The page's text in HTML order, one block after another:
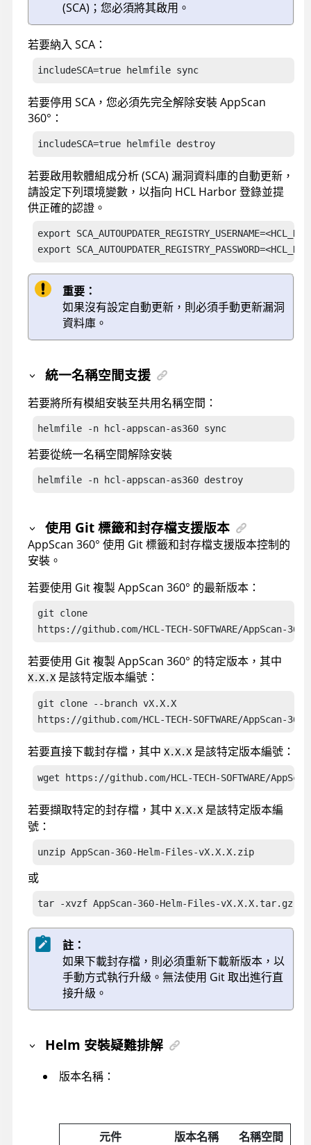
(SCA)；您必須將其啟用。
若要納入 SCA：
includeSCA=true helmfile sync
若要停用 SCA，您必須先完全解除安裝AppScan
360° ：
includeSCA=true helmfile destroy
若要啟用軟體組成分析 (SCA) 漏洞資料庫的自動更新，
請設定下列環境變數，以指向 HCL Harbor 登錄並提
供正確的認證。
export
export
重要：
如果沒有設定自動更新，則必須手動更新漏洞
資料庫。
統一名稱空間支援
若要將所有模組安裝至共用名稱空間：
helmfile -n hcl-appscan-as360 sync
若要從統一名稱空間解除安裝
helmfile -n hcl-appscan-as360 destroy
使用 Git 標籤和封存檔支援版本
AppScan 360° 使用 Git 標籤和封存檔支援版本控制的
安裝。
若要使用 Git 複製AppScan 360° 的最新版本：
git clone
https://github.com/HCL-TECH-SOFTWARE/AppScan-
若要使用 Git 複製AppScan 360° 的特定版本，其中
X.X.X 是該特定版本編號：
git clone --branch vX.X.X
https://github.com/HCL-TECH-SOFTWARE/AppScan-
若要直接下載封存檔，其中 X.X.X 是該特定版本編號：
wget https://github.com/HCL-TECH-SOFTWARE/
若要擷取特定的封存檔，其中 X.X.X 是該特定版本編
號：
unzip AppScan-360-Helm-Files-vX.X.X.zip
或
tar -xvzf AppScan-360-Helm-Files-vX.X.X.tar.gz
註：
如果下載封存檔，則必須重新下載新版本，以
手動方式執行升級。無法使用 Git 取出進行直
接升級。
Helm 安裝疑難排解
版本名稱：
元件 版本名稱
名稱空間